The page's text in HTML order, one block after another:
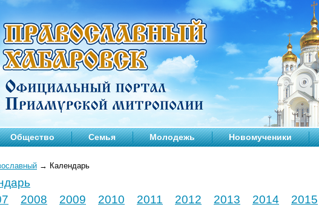
Общество Семья Молодежь Новомученики
→ Календарь
2008 2009 2010 2011 2012 2013 2014 2015